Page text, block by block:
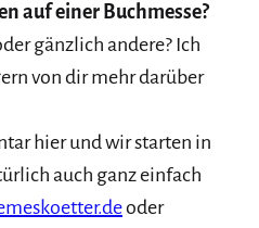
auf einer Buchmesse?
gänzlich andere? Ich
von dir mehr darüber
hier und wir starten in
auch ganz einfach
oder